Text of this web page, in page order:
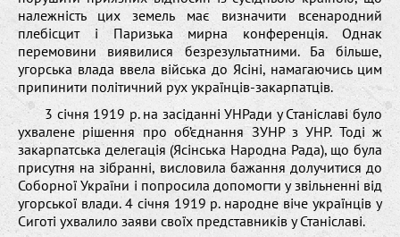
належність цих земель має визначити всенародний
плебісцит і Паризька мирна конференція. Однак
перемовини виявилися безрезультатними. Ба більше,
угорська влада ввела війська до Ясіні, намагаючись цим
припинити політичний рух українців-закарпатців.
3 січня 1919 р. на засіданні УНРади у Станіславі було
ухвалене рішення про об’єднання ЗУНР з УНР. Тоді ж
закарпатська делегація (Ясінська Народна Рада), що була
присутня на зібранні, висловила бажання долучитися до
Соборної України і попросила допомогти у звільненні від
угорської влади. 4 січня 1919 р. народне віче українців у
Сиготі ухвалило заяви своїх представників у Станіславі.